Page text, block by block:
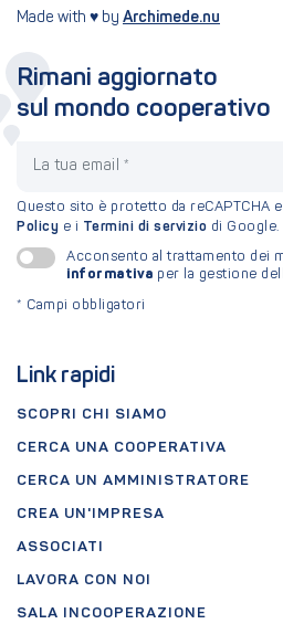
Made with ♥ by Archimede.nu
Link rapidi
SCOPRI CHI SIAMO
CERCA UNA COOPERATIVA
CERCA UN AMMINISTRATORE
CREA UN'IMPRESA
ASSOCIATI
LAVORA CON NOI
SALA INCOOPERAZIONE
Rimani aggiornato
sul mondo cooperativo
Questo sito è protetto da reCAPTCHA
Policy e i Termini di servizio di Google.
Acconsento al trattamento dei
informativa per la gestione
* Campi obbligatori